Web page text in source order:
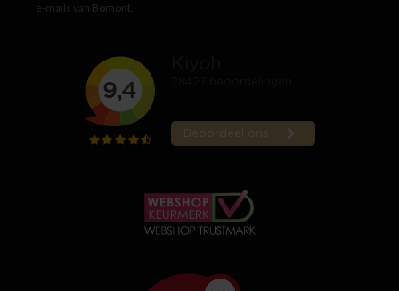
e-mails van Bomont.